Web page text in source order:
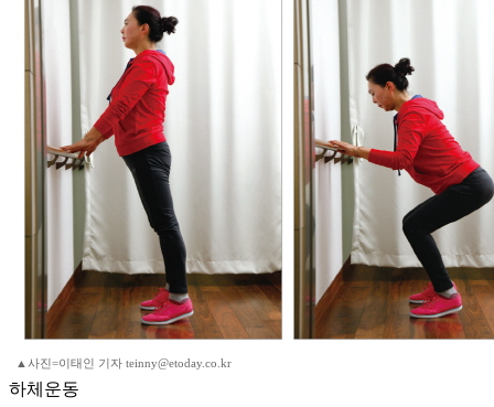
▲사진=이태인 기자 teinny@etoday.co.kr
하체운동